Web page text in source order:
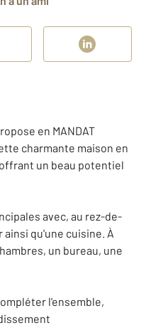
en MANDAT
charmante maison en
un beau potentiel
avec, au rez-de-
qu'une cuisine. À
un bureau, une
l'ensemble,